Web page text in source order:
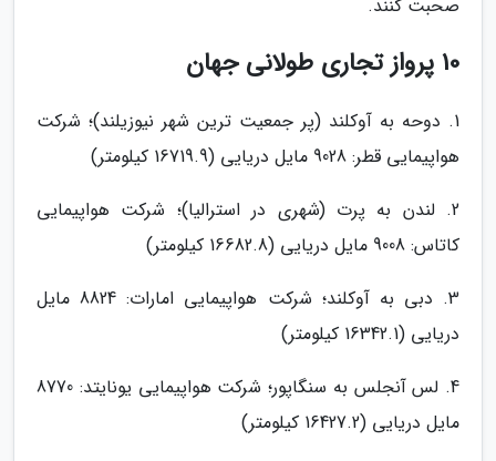
صحبت کنند.
10 پرواز تجاری طولانی جهان
1. دوحه به آوکلند (پر جمعیت ترین شهر نیوزیلند)؛ شرکت
هواپیمایی قطر: 9028 مایل دریایی (16719.9 کیلومتر)
2. لندن به پرت (شهری در استرالیا)؛ شرکت هواپیمایی
کاتاس: 9008 مایل دریایی (16682.8 کیلومتر)
3. دبی به آوکلند؛ شرکت هواپیمایی امارات: 8824 مایل
دریایی (16342.1 کیلومتر)
4. لس آنجلس به سنگاپور؛ شرکت هواپیمایی یونایتد: 8770
مایل دریایی (16427.2 کیلومتر)